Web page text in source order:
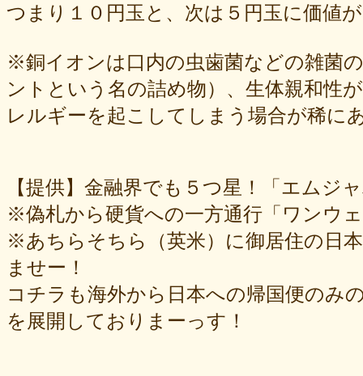
つまり１０円玉と、次は５円玉に価値
※銅イオンは口内の虫歯菌などの雑菌
ントという名の詰め物）、生体親和性
レルギーを起こしてしまう場合が稀に
【提供】金融界でも５つ星！「エム
※偽札から硬貨への一方通行「ワンウ
※あちらそちら（英米）に御居住の日
ませー！
コチラも海外から日本への帰国便のみ
を展開しておりまーっす！